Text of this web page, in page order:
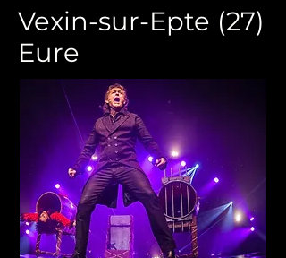
Vexin-sur-Epte (27)
Eure